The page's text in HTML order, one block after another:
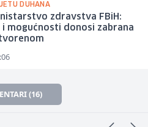
DUHANA
zdravstva FBiH:
i mogućnosti donosi zabrana
(16)